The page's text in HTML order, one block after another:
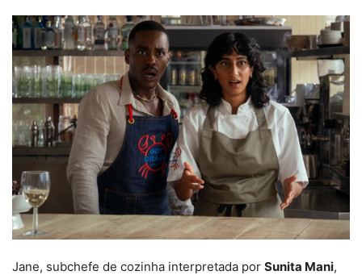
Jane, subchefe de cozinha interpretada por Sunita Mani,